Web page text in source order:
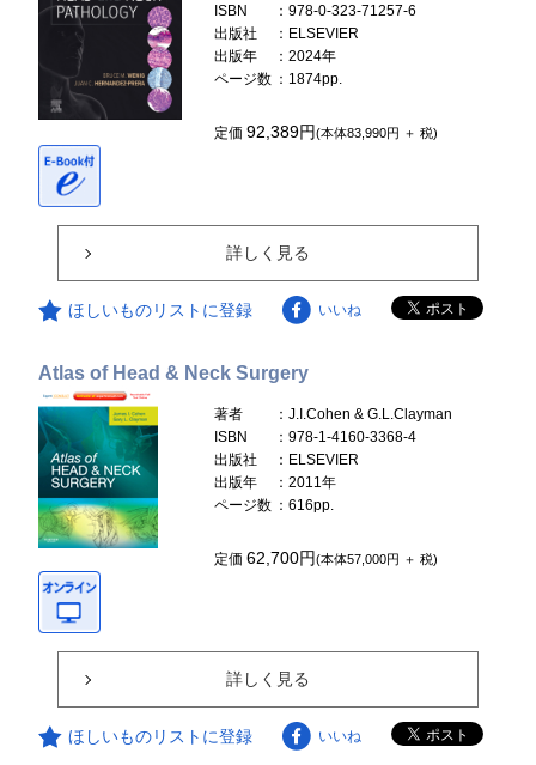
ISBN
：978-0-323-71257-6
出版社
：ELSEVIER
出版年
：2024年
ページ数 ：1874pp.
定価92,389円(本体83,990円 ＋ 税)
詳しく見る
ほしいものリストに登録 いいね
Atlas of Head & Neck Surgery
著者
：J.I.Cohen & G.L.Clayman
ISBN
：978-1-4160-3368-4
出版社
：ELSEVIER
出版年
：2011年
ページ数 ：616pp.
定価62,700円(本体57,000円 ＋ 税)
詳しく見る
ほしいものリストに登録 いいね